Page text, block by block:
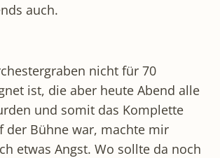
auch.
nicht für 70
ist, die aber heute Abend alle
und somit das Komplette
der Bühne war, machte mir
etwas Angst. Wo sollte da noch